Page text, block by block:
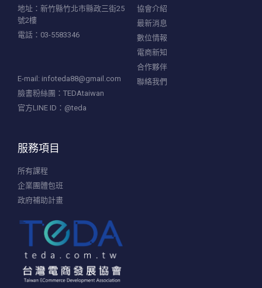
地址：新竹縣竹北市縣政三街25
號2樓
電話：03-5583346
E-mail: infoteda88@gmail.com
臉書粉絲團：TEDAtaiwan
官方LINE ID：@teda
協會介紹
最新消息
數位情報
電商新知
合作夥伴
聯絡我們
服務項目
所有課程
企業團體包班
政府補助計畫